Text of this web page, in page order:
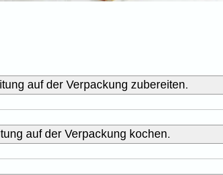
auf der Verpackung zubereiten.
auf der Verpackung kochen.